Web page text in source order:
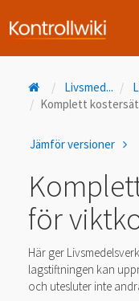
Livsmed...
Komplett
Jämför versioner
för
Här ger
lagstiftningen kan
och utesluter inte